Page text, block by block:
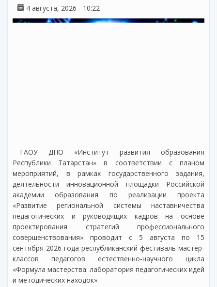
4 августа, 2026 - 10:22
ГАОУ ДПО «Институт развития образования
Республики Татарстан» в соответствии с планом
мероприятий, в рамках государственного задания,
деятельности инновационной площадки Российской
академии образования по реализации проекта
«Развитие региональной системы наставничества
педагогических и руководящих кадров на основе
проектирования стратегий профессионального
совершенствования» проводит с 5 августа по 15
сентября 2026 года республиканский фестиваль мастер-
классов педагогов естественно-научного цикла
«Формула мастерства: лаборатория педагогических идей
и методических находок».